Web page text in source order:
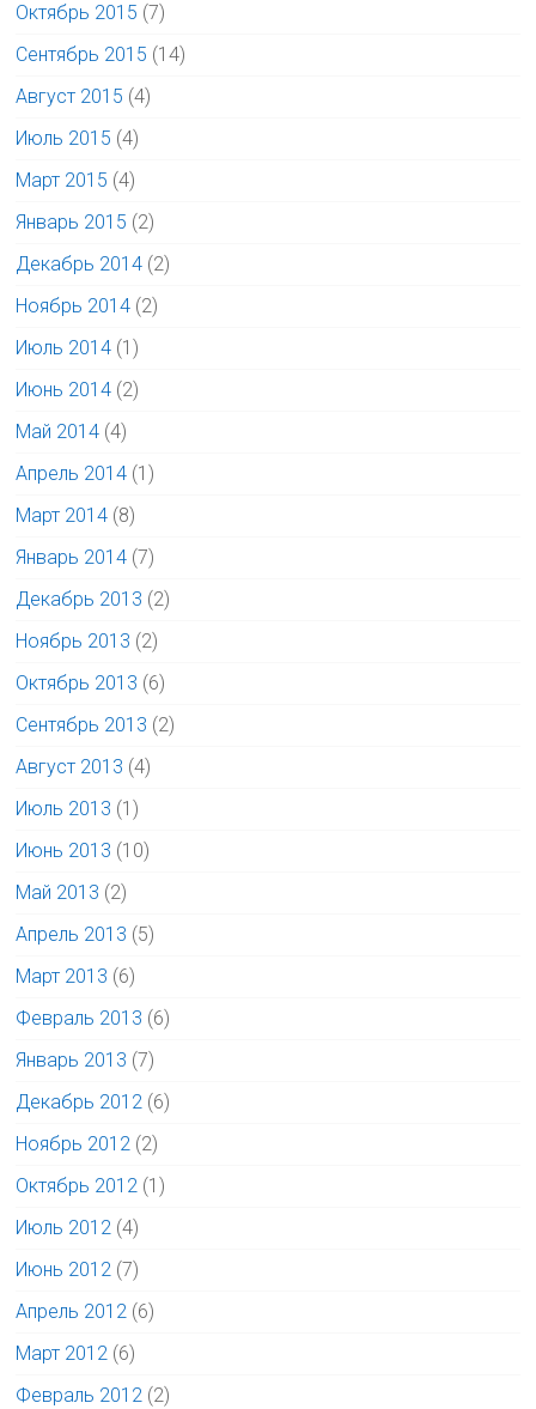
Октябрь 2015 (7)
Сентябрь 2015 (14)
Август 2015 (4)
Июль 2015 (4)
Март 2015 (4)
Январь 2015 (2)
Декабрь 2014 (2)
Ноябрь 2014 (2)
Июль 2014 (1)
Июнь 2014 (2)
Май 2014 (4)
Апрель 2014 (1)
Март 2014 (8)
Январь 2014 (7)
Декабрь 2013 (2)
Ноябрь 2013 (2)
Октябрь 2013 (6)
Сентябрь 2013 (2)
Август 2013 (4)
Июль 2013 (1)
Июнь 2013 (10)
Май 2013 (2)
Апрель 2013 (5)
Март 2013 (6)
Февраль 2013 (6)
Январь 2013 (7)
Декабрь 2012 (6)
Ноябрь 2012 (2)
Октябрь 2012 (1)
Июль 2012 (4)
Июнь 2012 (7)
Апрель 2012 (6)
Март 2012 (6)
Февраль 2012 (2)